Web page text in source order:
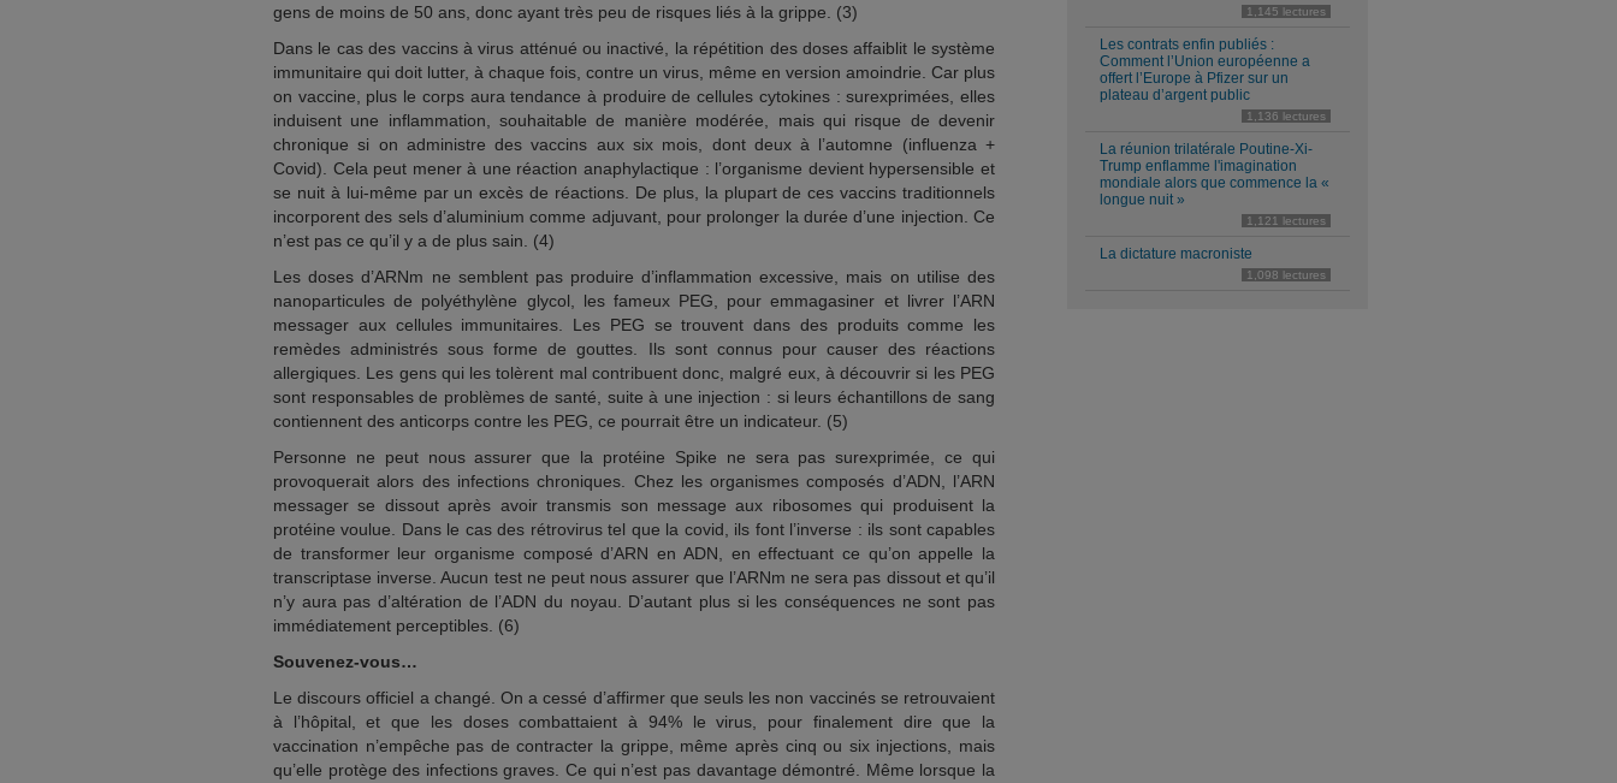
gens de moins de 50 ans, donc ayant très peu de risques liés à la grippe. (3)
Dans le cas des vaccins à virus atténué ou inactivé, la répétition des doses affaiblit le système
immunitaire qui doit lutter, à chaque fois, contre un virus, même en version amoindrie. Car plus
on vaccine, plus le corps aura tendance à produire de cellules cytokines : surexprimées, elles
induisent une inflammation, souhaitable de manière modérée, mais qui risque de devenir
chronique si on administre des vaccins aux six mois, dont deux à l’automne (influenza +
Covid). Cela peut mener à une réaction anaphylactique : l’organisme devient hypersensible et
se nuit à lui-même par un excès de réactions. De plus, la plupart de ces vaccins traditionnels
incorporent des sels d’aluminium comme adjuvant, pour prolonger la durée d’une injection. Ce
n’est pas ce qu’il y a de plus sain. (4)
Les doses d’ARNm ne semblent pas produire d’inflammation excessive, mais on utilise des
nanoparticules de polyéthylène glycol, les fameux PEG, pour emmagasiner et livrer l’ARN
messager aux cellules immunitaires. Les PEG se trouvent dans des produits comme les
remèdes administrés sous forme de gouttes. Ils sont connus pour causer des réactions
allergiques. Les gens qui les tolèrent mal contribuent donc, malgré eux, à découvrir si les PEG
sont responsables de problèmes de santé, suite à une injection : si leurs échantillons de sang
contiennent des anticorps contre les PEG, ce pourrait être un indicateur. (5)
Personne ne peut nous assurer que la protéine Spike ne sera pas surexprimée, ce qui
provoquerait alors des infections chroniques. Chez les organismes composés d’ADN, l’ARN
messager se dissout après avoir transmis son message aux ribosomes qui produisent la
protéine voulue. Dans le cas des rétrovirus tel que la covid, ils font l’inverse : ils sont capables
de transformer leur organisme composé d’ARN en ADN, en effectuant ce qu’on appelle la
transcriptase inverse. Aucun test ne peut nous assurer que l’ARNm ne sera pas dissout et qu’il
n’y aura pas d’altération de l’ADN du noyau. D’autant plus si les conséquences ne sont pas
immédiatement perceptibles. (6)
Souvenez-vous…
Le discours officiel a changé. On a cessé d’affirmer que seuls les non vaccinés se retrouvaient
à l’hôpital, et que les doses combattaient à 94% le virus, pour finalement dire que la
vaccination n’empêche pas de contracter la grippe, même après cinq ou six injections, mais
qu’elle protège des infections graves. Ce qui n’est pas davantage démontré. Même lorsque la
1,145 lectures
Les contrats enfin publiés :
Comment l’Union européenne a
offert l’Europe à Pfizer sur un
plateau d’argent public
1,136 lectures
La réunion trilatérale Poutine-Xi-
Trump enflamme l'imagination
mondiale alors que commence la «
longue nuit »
1,121 lectures
La dictature macroniste
1,098 lectures